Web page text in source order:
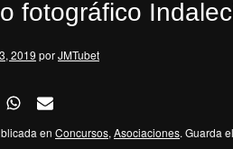
fotográfico
2019 porJMTubet
en Concursos, Asociaciones. Guarda el